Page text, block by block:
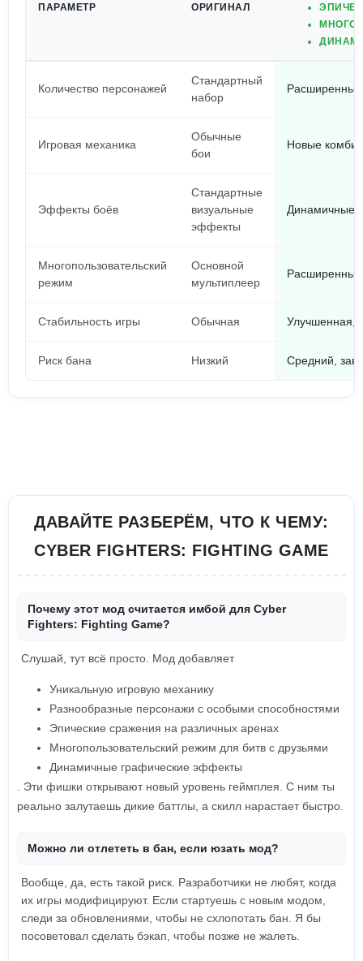
ПАРАМЕТР ОРИГИНАЛ
Количество персонажей
Стандартный
набор
Расширенный
Игровая механика
Обычные
бои
Новые
Эффекты боёв
Стандартные
визуальные
эффекты
Динамичные,
Многопользовательский
режим
Основной
мультиплеер
Расширенные
Стабильность игры Обычная Улучшенная,
Риск бана Низкий Средний,
ДАВАЙТЕ РАЗБЕРЁМ, ЧТО К ЧЕМУ:
CYBER FIGHTERS: FIGHTING GAME
Почему этот мод считается имбой для Cyber
Fighters: Fighting Game?
Слушай, тут всё просто. Мод добавляет
Уникальную игровую механику
Разнообразные персонажи с особыми способностями
Эпические сражения на различных аренах
Многопользовательский режим для битв с друзьями
Динамичные графические эффекты
. Эти фишки открывают новый уровень геймплея. С ним ты
реально залутаешь дикие баттлы, а скилл нарастает быстро.
Можно ли отлететь в бан, если юзать мод?
Вообще, да, есть такой риск. Разработчики не любят, когда
их игры модифицируют. Если стартуешь с новым модом,
следи за обновлениями, чтобы не схлопотать бан. Я бы
посоветовал сделать бэкап, чтобы позже не жалеть.